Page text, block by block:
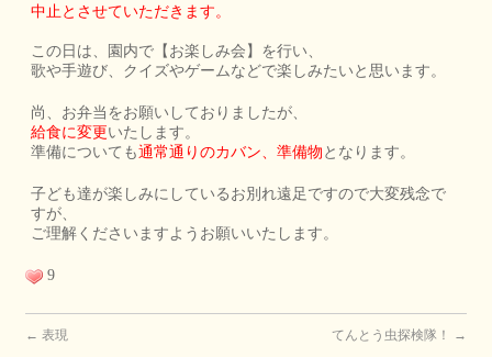
中止とさせていただきます。
この日は、園内で【お楽しみ会】を行い、
歌や手遊び、クイズやゲームなどで楽しみたいと思います。
尚、お弁当をお願いしておりましたが、
給食に変更いたします。
準備についても通常通りのカバン、準備物 となります。
子ども達が楽しみにしているお別れ遠足ですので大変残念で
すが、
ご理解くださいますようお願いいたします。
9
← 表現 てんとう虫探検隊！ →